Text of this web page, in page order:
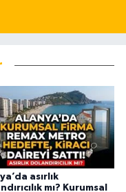
asırlık
mı? Kurumsal